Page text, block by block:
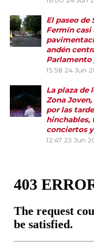
El paseo de
Fermín
andén
Parlamento
15:58 24 Jun
La plaza de
Zona
por las
hinchables,
conciertos
12:47 23 Jun